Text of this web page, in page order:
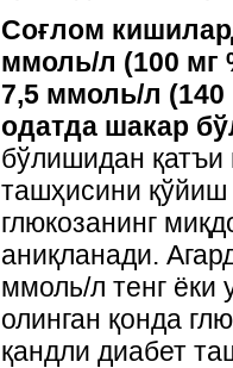
Соғлом
ммоль/л (100 мг
7,5 ммоль/л (140
одатда шакар
бўлишидан қатъи
ташҳисини қўйиш
глюкозанинг
аниқланади.
ммоль/л тенг ёки
олинган қонда
қандли диабет